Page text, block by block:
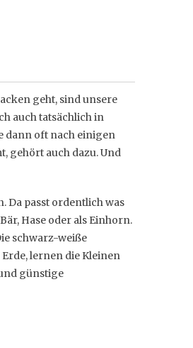
geht, sind unsere
auch tatsächlich in
dann oft nach einigen
gehört auch dazu. Und
Da passt ordentlich was
Hase oder als Einhorn.
schwarz-weiße
lernen die Kleinen
günstige